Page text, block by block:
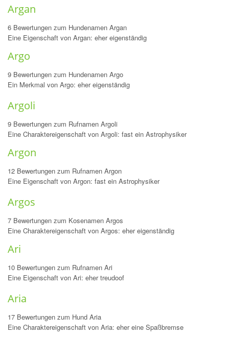
Argan
6 Bewertungen zum Hundenamen Argan
Eine Eigenschaft von Argan: eher eigenständig
Argo
9 Bewertungen zum Hundenamen Argo
Ein Merkmal von Argo: eher eigenständig
Argoli
9 Bewertungen zum Rufnamen Argoli
Eine Charaktereigenschaft von Argoli: fast ein Astrophysiker
Argon
12 Bewertungen zum Rufnamen Argon
Eine Eigenschaft von Argon: fast ein Astrophysiker
Argos
7 Bewertungen zum Kosenamen Argos
Eine Charaktereigenschaft von Argos: eher eigenständig
Ari
10 Bewertungen zum Rufnamen Ari
Eine Eigenschaft von Ari: eher treudoof
Aria
17 Bewertungen zum Hund Aria
Eine Charaktereigenschaft von Aria: eher eine Spaßbremse